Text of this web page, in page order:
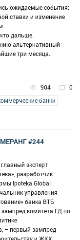
ожидаемые события:
ставки и изменение
дальше.
альтернативный
три месяца.
904 0
банки
#244
эксперт
разработчик
Ipoteka.Global
управления
банка ВТБ
комитета ГД по
– первый зампред